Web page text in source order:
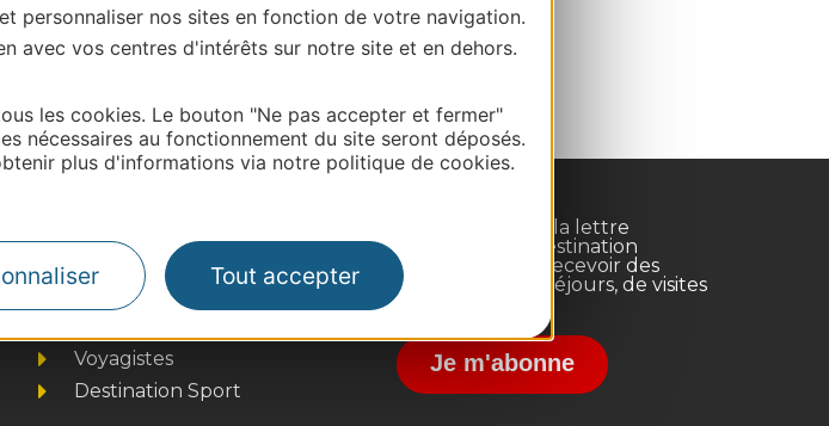
personnaliser nos sites en fonction de votre navigation.
avec vos centres d'intérêts sur notre site et en dehors.
les cookies. Le bouton "Ne pas accepter et fermer"
nécessaires au fonctionnement du site seront déposés.
plus d'informations via notre politique de cookies.
Tout accepter
| Map data © OpenStreetMap contributors
DE L’HERAULT
Business/Mice
Pros d'Occitanie
Voyagistes
Destination Sport
Inscrivez-vous à la lettre
d'information Destination
Occitanie pour recevoir des
suggestions de séjours, de visites
et de sorties.
Je m'abonne